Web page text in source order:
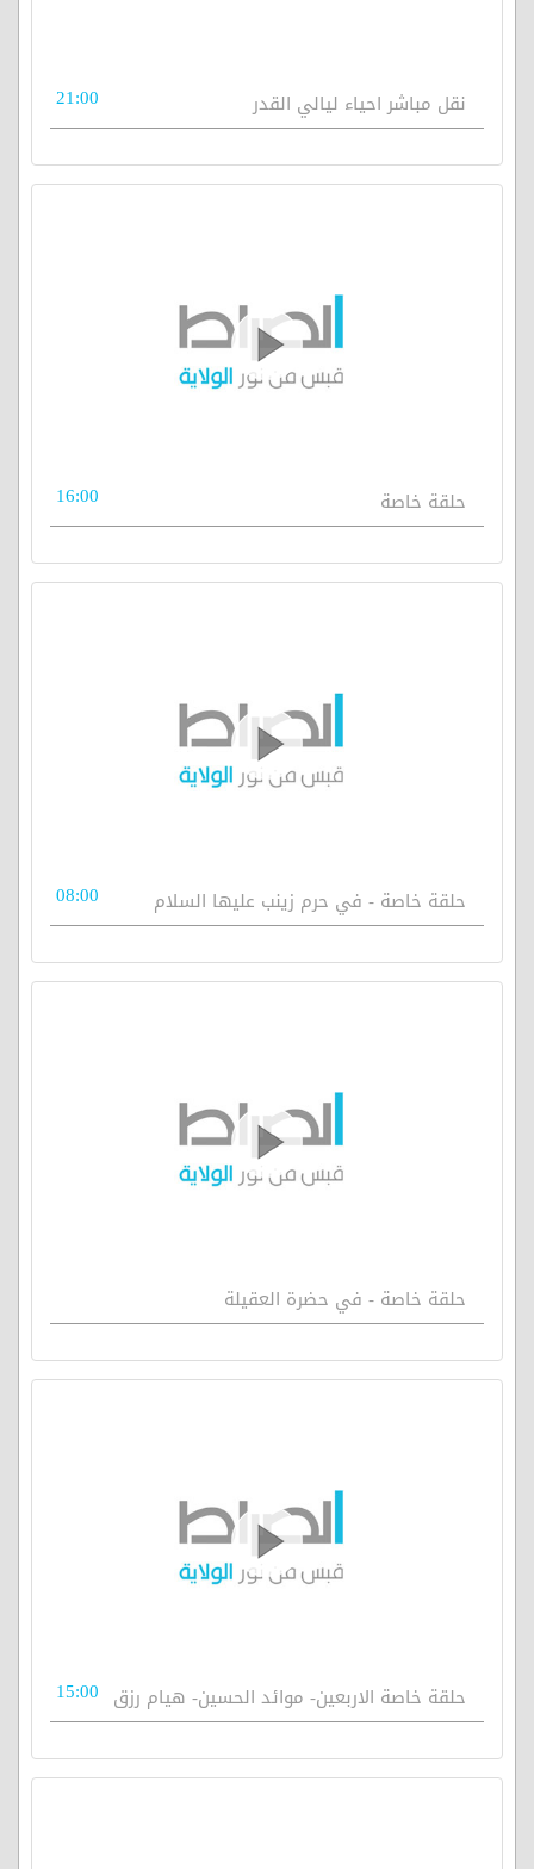
نقل مباشر احياء ليالي القدر 21:00
حلقة خاصة 16:00
حلقة خاصة - في حرم زينب عليها السلام 08:00
حلقة خاصة - في حضرة العقيلة
حلقة خاصة الاربعين- موائد الحسين- هيام رزق 15:00